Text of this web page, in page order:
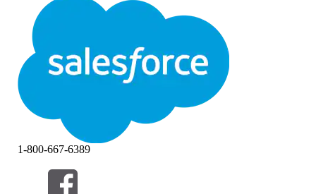
Suodattimet (0)
1-800-667-6389